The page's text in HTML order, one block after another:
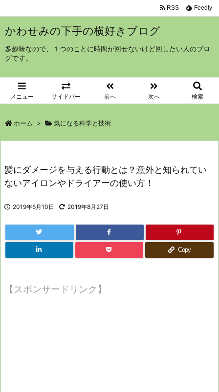
かわせみの下手の横好きブログ
多趣味なので、１つのことに時間が回せないけど回したい人のブロ
グです。
メニュー サイドバー 前へ 次へ 検索
RSS Feedly
ホーム > 気になる科学と技術
髪にダメージを与える行動とは？意外と知られてい
ないアイロンやドライアーの使い方！
2019年6月10日 2019年8月27日
Copy
【スポンサードリンク】